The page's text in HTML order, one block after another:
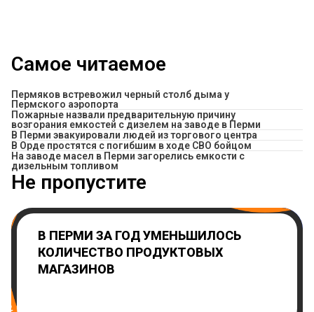
Самое читаемое
Пермяков встревожил черный столб дыма у
Пермского аэропорта
Пожарные назвали предварительную причину
возгорания емкостей с дизелем на заводе в Перми
В Перми эвакуировали людей из торгового центра
В Орде простятся с погибшим в ходе СВО бойцом
На заводе масел в Перми загорелись емкости с
дизельным топливом
Не пропустите
В ПЕРМИ ЗА ГОД УМЕНЬШИЛОСЬ
КОЛИЧЕСТВО ПРОДУКТОВЫХ
МАГАЗИНОВ